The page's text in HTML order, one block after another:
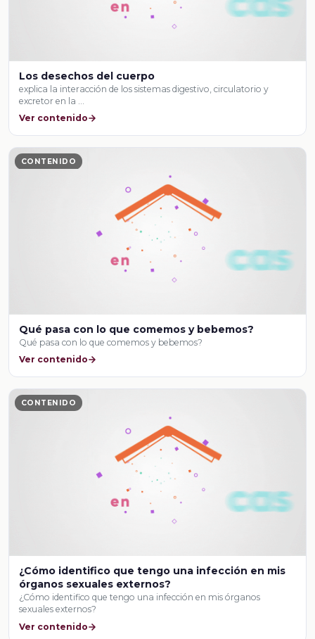
Los desechos del cuerpo
explica la interacción de los sistemas digestivo, circulatorio y
excretor en la …
Ver contenido
CONTENIDO
Qué pasa con lo que comemos y bebemos?
Qué pasa con lo que comemos y bebemos?
Ver contenido
CONTENIDO
¿Cómo identifico que tengo una infección en mis
órganos sexuales externos?
¿Cómo identifico que tengo una infección en mis órganos
sexuales externos?
Ver contenido